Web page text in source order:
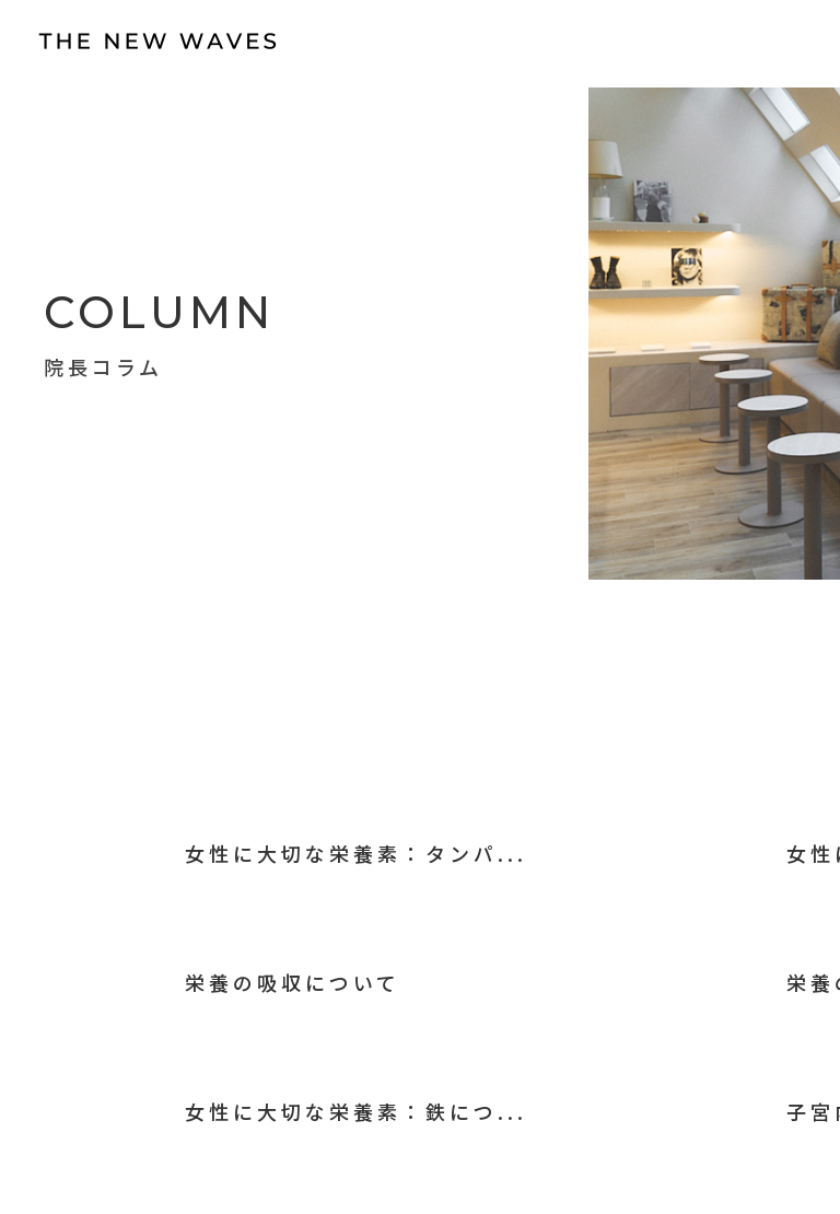
COLUMN
院長コラム
女性に大切な栄養素：タンパ... 女
栄養の吸収について 栄養
女性に大切な栄養素：鉄につ... 子宮